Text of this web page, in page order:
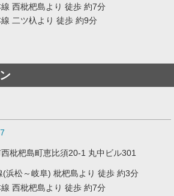
西枇杷島より 徒歩 約7分
二ツ杁より 徒歩 約9分
枇杷島町恵比須20-1 丸中ビル301
(浜松～岐阜) 枇杷島より 徒歩 約3分
西枇杷島より 徒歩 約7分